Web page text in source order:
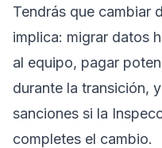
Tendrás que cambiar
implica: migrar datos
al equipo, pagar
durante la transición,
sanciones si la
completes el cambio.